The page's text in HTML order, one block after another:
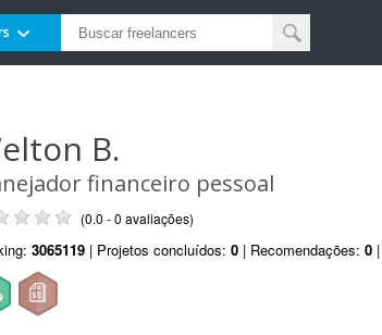
B.
financeiro pessoal
(0.0 - 0 avaliações)
3065119 | Projetos concluídos: 0 | Recomendações: 0